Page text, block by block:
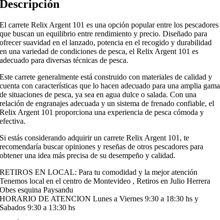
Descripción
El carrete Relix Argent 101 es una opción popular entre los pescadores
que buscan un equilibrio entre rendimiento y precio. Diseñado para
ofrecer suavidad en el lanzado, potencia en el recogido y durabilidad
en una variedad de condiciones de pesca, el Relix Argent 101 es
adecuado para diversas técnicas de pesca.
Este carrete generalmente está construido con materiales de calidad y
cuenta con características que lo hacen adecuado para una amplia gama
de situaciones de pesca, ya sea en agua dulce o salada. Con una
relación de engranajes adecuada y un sistema de frenado confiable, el
Relix Argent 101 proporciona una experiencia de pesca cómoda y
efectiva.
Si estás considerando adquirir un carrete Relix Argent 101, te
recomendaría buscar opiniones y reseñas de otros pescadores para
obtener una idea más precisa de su desempeño y calidad.
RETIROS EN LOCAL: Para tu comodidad y la mejor atención
Tenemos local en el centro de Montevideo , Retiros en Julio Herrera
Obes esquina Paysandu
HORARIO DE ATENCION Lunes a Viernes 9:30 a 18:30 hs y
Sabados 9:30 a 13:30 hs